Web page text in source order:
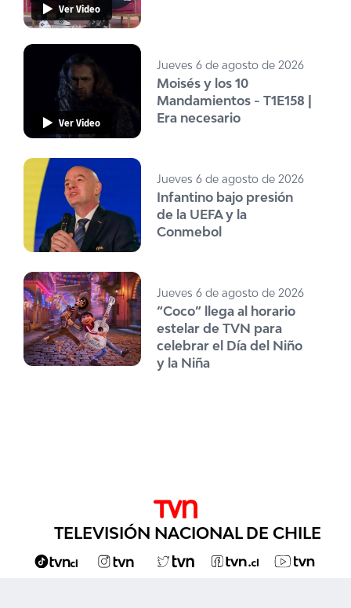
Ver Video
Ver Video
Jueves 6 de agosto de 2026
Moisés y los 10
Mandamientos - T1E158 |
Era necesario
Jueves 6 de agosto de 2026
Infantino bajo presión
de la UEFA y la
Conmebol
Jueves 6 de agosto de 2026
“Coco” llega al horario
estelar de TVN para
celebrar el Día del Niño
y la Niña
TELEVISIÓN NACIONAL DE CHILE